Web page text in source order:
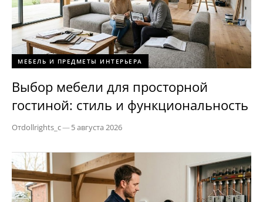
МЕБЕЛЬ И ПРЕДМЕТЫ ИНТЕРЬЕРА
Выбор мебели для просторной
гостиной: стиль и функциональность
Отdollrights_c—5 августа 2026